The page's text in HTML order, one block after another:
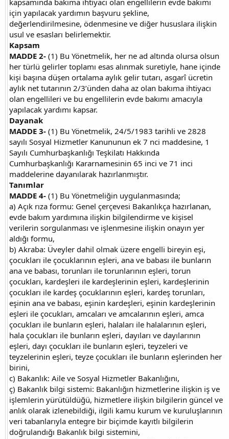
kapsamında bakıma ihtiyacı olan engellilerin evde bakımı
için yapılacak yardımın başvuru şekline,
değerlendirilmesine, ödenmesine ve diğer hususlara ilişkin
usul ve esasları belirlemektir.
Kapsam
MADDE 2- (1) Bu Yönetmelik, her ne ad altında olursa olsun
her türlü gelirler toplamı esas alınmak suretiyle, hane içinde
kişi başına düşen ortalama aylık gelir tutarı, asgarî ücretin
aylık net tutarının 2/3’ünden daha az olan bakıma ihtiyacı
olan engellileri ve bu engellilerin evde bakımı amacıyla
yapılacak yardımı kapsar.
Dayanak
MADDE 3- (1) Bu Yönetmelik, 24/5/1983 tarihli ve 2828
sayılı Sosyal Hizmetler Kanununun ek 7 nci maddesine, 1
Sayılı Cumhurbaşkanlığı Teşkilatı Hakkında
Cumhurbaşkanlığı Kararnamesinin 65 inci ve 71 inci
maddelerine dayanılarak hazırlanmıştır.
Tanımlar
MADDE 4- (1) Bu Yönetmeliğin uygulanmasında;
a) Açık rıza formu: Genel çerçevesi Bakanlıkça hazırlanan,
evde bakım yardımına ilişkin bilgilendirme ve kişisel
verilerin sorgulanması ve işlenmesine ilişkin onayın yer
aldığı formu,
b) Akraba: Üveyler dahil olmak üzere engelli bireyin eşi,
çocukları ile çocuklarının eşleri, ana ve babası ile bunların
ana ve babası, torunları ile torunlarının eşleri, torun
çocukları, kardeşleri ile kardeşlerinin eşleri, kardeşlerinin
çocukları ile kardeş çocuklarının eşleri, kardeş torunları,
eşinin ana ve babası, eşinin kardeşleri, eşinin kardeşlerinin
eşleri ile çocukları, amcaları ve amcalarının eşleri, amca
çocukları ile bunların eşleri, halaları ile halalarının eşleri,
hala çocukları ile bunların eşleri, dayıları ve dayılarının
eşleri, dayı çocukları ile bunların eşleri, teyzeleri ve
teyzelerinin eşleri, teyze çocukları ile bunların eşlerinden her
birini,
c) Bakanlık: Aile ve Sosyal Hizmetler Bakanlığını,
ç) Bakanlık bilgi sistemi: Bakanlığın hizmetlerine ilişkin iş ve
işlemlerin yürütüldüğü, hizmetlere ilişkin bilgilerin güncel ve
anlık olarak izlenebildiği, ilgili kamu kurum ve kuruluşlarının
veri tabanlarıyla entegre bir biçimde kayıtlı bilgilerin
doğrulandığı Bakanlık bilgi sistemini,